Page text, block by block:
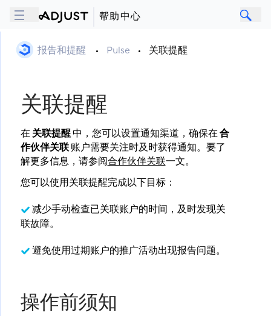
帮助中心
报告和提醒 • Pulse • 关联提醒
关联提醒
在关联提醒​ 中，您可以设置通知渠道，确保在合
作伙伴关联​ 账户需要关注时及时获得通知。要了
解更多信息，请参阅合作伙伴关联一文。
您可以使用关联提醒完成以下目标：
减少手动检查已关联账户的时间，及时发现关
联故障。
避免使用过期账户的推广活动出现报告问题。
操作前须知